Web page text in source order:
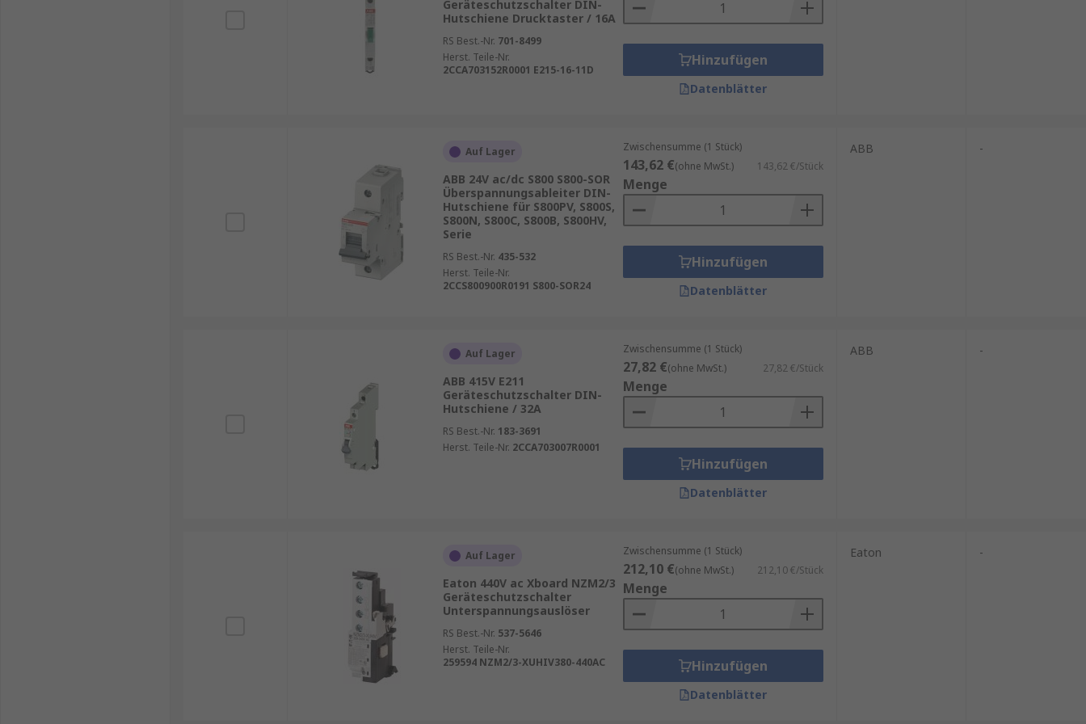
Geräteschutzschalter DIN-
Hutschiene Drucktaster / 16A
RS Best.-Nr. 701-8499
Herst. Teile-Nr.
2CCA703152R0001 E215-16-11D
Hinzufügen
Datenblätter
Auf Lager
ABB 24V ac/dc S800 S800-SOR
Überspannungsableiter DIN-
Hutschiene für S800PV, S800S,
S800N, S800C, S800B, S800HV,
Serie
RS Best.-Nr. 435-532
Herst. Teile-Nr.
2CCS800900R0191 S800-SOR24
Zwischensumme (1 Stück)
143,62 €(ohne MwSt.) 143,62 €/Stück
Menge
Hinzufügen
Datenblätter
ABB -
Auf Lager
ABB 415V E211
Geräteschutzschalter DIN-
Hutschiene / 32A
RS Best.-Nr. 183-3691
Herst. Teile-Nr. 2CCA703007R0001
Zwischensumme (1 Stück)
27,82 €(ohne MwSt.) 27,82 €/Stück
Menge
Hinzufügen
Datenblätter
ABB -
Auf Lager
Eaton 440V ac Xboard NZM2/3
Geräteschutzschalter
Unterspannungsauslöser
RS Best.-Nr. 537-5646
Herst. Teile-Nr.
259594 NZM2/3-XUHIV380-440AC
Zwischensumme (1 Stück)
212,10 €(ohne MwSt.) 212,10 €/Stück
Menge
Hinzufügen
Datenblätter
Eaton -